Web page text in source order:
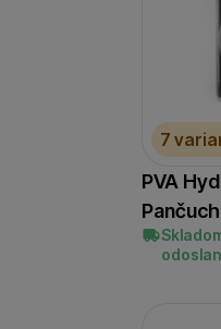
Marketingové cookies
ktoré vás skutočne
7
PVA